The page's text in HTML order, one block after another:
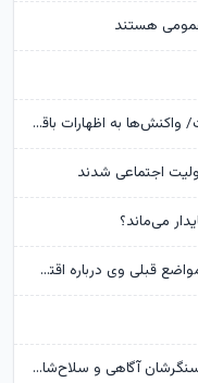
عمومی هستند
از ادعای کذب تا دعوت به سرنگونی دولت/ واکنش‌ها به اظهارات باقر خرازی‌
اجتماعی شدند
می‌ماند؟
همتی: اظهارات وزیر خزانه‌داری آمریکا با مواضع قبلی وی درباره اقتصاد ایران متناقض است
قالیباف: خبرنگاران رزمندگانی هستند که سنگرشان آگاهی و سلاح‌شان حقیقت است